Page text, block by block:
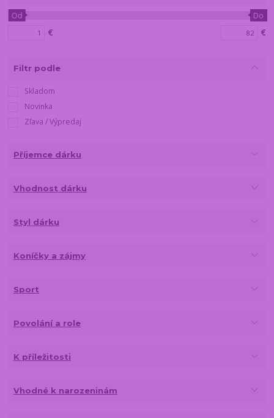
€
Od Do
€
Filtr podle
Skladom
Novinka
Zľava / Výpredaj
Příjemce dárku
Vhodnost dárku
Styl dárku
Koníčky a zájmy
Sport
Povolání a role
K příležitosti
Vhodné k narozeninám